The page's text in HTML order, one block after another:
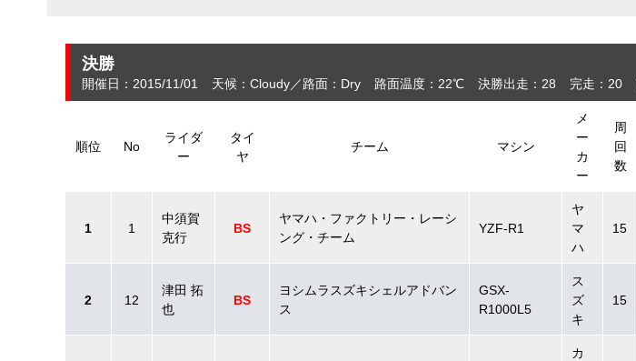
決勝
開催日：2015/11/01 天候：Cloudy 路面：Dry 路面温度：22℃ 決勝出走：28 完走：20
順位 No
ライダ
ー
タイ
ヤ
チーム マシン
メ
ー
カ
ー
周
回
数
1 1
中須賀
克行
BS
ヤマハ・ファクトリー・レーシ
ング・チーム
YZF-R1
ヤ
マ
ハ
15
2 12
津田 拓
也
BS
ヨシムラスズキシェルアドバン
ス
GSX-
R1000L5
ス
ズ
キ
15
カ